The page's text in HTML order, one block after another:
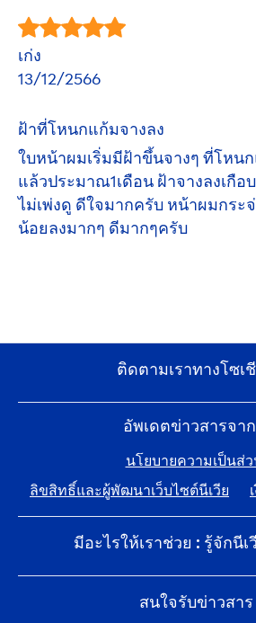
เก่ง
13/12/2566
ฝ้าที่โหนกแก้มจางลง
ใบหน้าผมเริ่มมีฝ้าขึ้นจางๆ ที่โหน
แล้วประมาณ1เดือน ฝ้าจางลงเกือ
ไม่เพ่งดู ดีใจมากครับ หน้าผมกระ
น้อยลงมากๆ ดีมากๆครับ
อัพเดตข่าวสารจาก
นโยบายความเป็นส่
ลิขสิทธิ์และผู้พัฒนาเว็บไซต์นีเวีย
มีอะไรให้เราช่วย : รู้จักนี
นีเวีย 100 ปีแห่งการดูแลผิว
ร่วมง
นีเวียสัมผัสโลกอย่างไร
พูดคุยกั
สนใจรับข่าวสาร
ติดตามเราทางโซเ